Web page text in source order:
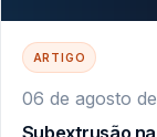
ARTIGO
06 de agosto